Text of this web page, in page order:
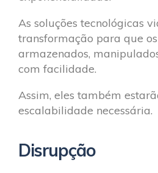
As soluções tecnológicas
transformação para que
armazenados,
com facilidade.
Assim, eles também
escalabilidade necessária.
Disrupção